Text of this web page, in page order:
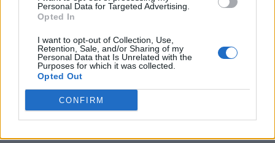
Personal Data for Targeted Advertising.
Opted In
I want to opt-out of Collection, Use,
Retention, Sale, and/or Sharing of my
Personal Data that Is Unrelated with the
Purposes for which it was collected.
Opted Out
CONFIRM